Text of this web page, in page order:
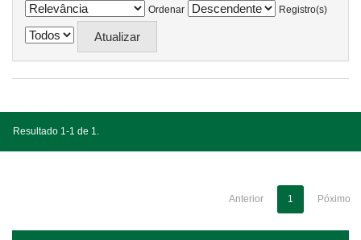
Ordenar
Registro(s)
Resultado 1-1 de 1.
Anterior 1 Póximo